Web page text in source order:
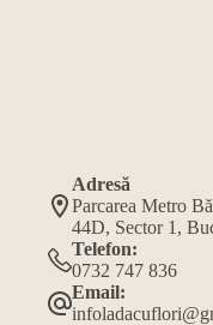
Adresă
Parcarea Metro
44D, Sector 1,
Telefon:
0732 747 836
Email: